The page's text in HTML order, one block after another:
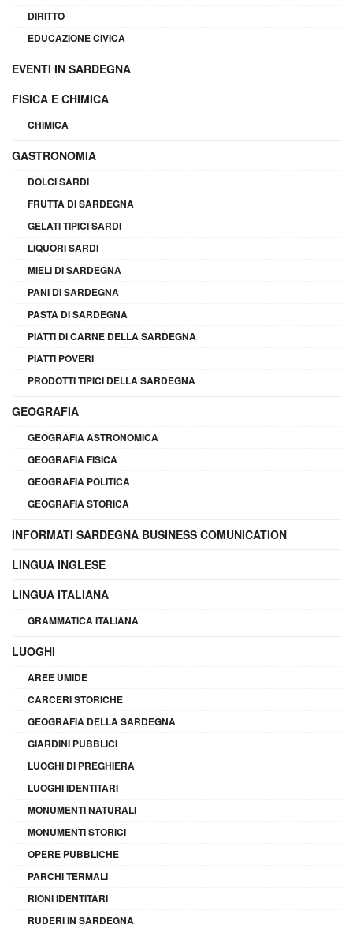
DIRITTO
EDUCAZIONE CIVICA
EVENTI IN SARDEGNA
FISICA E CHIMICA
CHIMICA
GASTRONOMIA
DOLCI SARDI
FRUTTA DI SARDEGNA
GELATI TIPICI SARDI
LIQUORI SARDI
MIELI DI SARDEGNA
PANI DI SARDEGNA
PASTA DI SARDEGNA
PIATTI DI CARNE DELLA SARDEGNA
PIATTI POVERI
PRODOTTI TIPICI DELLA SARDEGNA
GEOGRAFIA
GEOGRAFIA ASTRONOMICA
GEOGRAFIA FISICA
GEOGRAFIA POLITICA
GEOGRAFIA STORICA
INFORMATI SARDEGNA BUSINESS COMUNICATION
LINGUA INGLESE
LINGUA ITALIANA
GRAMMATICA ITALIANA
LUOGHI
AREE UMIDE
CARCERI STORICHE
GEOGRAFIA DELLA SARDEGNA
GIARDINI PUBBLICI
LUOGHI DI PREGHIERA
LUOGHI IDENTITARI
MONUMENTI NATURALI
MONUMENTI STORICI
OPERE PUBBLICHE
PARCHI TERMALI
RIONI IDENTITARI
RUDERI IN SARDEGNA